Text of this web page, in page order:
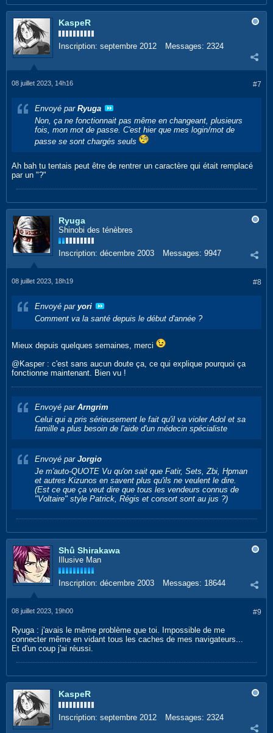
KaspeR
Inscription: septembre 2012 Messages: 2324
#7
08 juillet 2023, 14h16
Envoyé par Ryuga
Non, ça ne fonctionnait pas même en changeant, plusieurs
fois, mon mot de passe. C'est hier que mes login/mot de
passe se sont chargés seuls
Ah bah tu tentais peut être de rentrer un caractère qui était remplacé
par un "?"
Ryuga
Shinobi des ténèbres
Inscription: décembre 2003 Messages: 9947
#8
08 juillet 2023, 18h19
Envoyé par yori
Comment va la santé depuis le début d'année ?
Mieux depuis quelques semaines, merci
@Kasper : c'est sans aucun doute ça, ce qui explique pourquoi ça
fonctionne maintenant. Bien vu !
Envoyé par Arngrim
Celui qui a pris sérieusement le fait qu'il va violer Adol et sa
famille a plus besoin de l'aide d'un médecin spécialiste
Envoyé par Jorgio
Je m'auto-QUOTE Vu qu'on sait que Fatir, Sets, Zbi, Hpman
et autres Kizunos en savent plus qu'ils ne veulent le dire.
(Est ce que ça veut dire que tous les vendeurs connus de
"Voltaire" style Patrick, Régis et consort sont au jus ?)
Shû Shirakawa
Illusive Man
Inscription: décembre 2003 Messages: 18644
#9
08 juillet 2023, 19h00
Ryuga : j'avais le même problème que toi. Impossible de me
connecter même en vidant tous les caches de mes navigateurs...
Et d'un coup j'ai réussi.
KaspeR
Inscription: septembre 2012 Messages: 2324